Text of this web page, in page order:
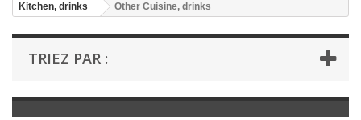
+
BOOKS : LITERATURE
+
BOOKS : YOUTH
Kitchen, drinks
Other Cuisine, drinks
TRIEZ PAR :